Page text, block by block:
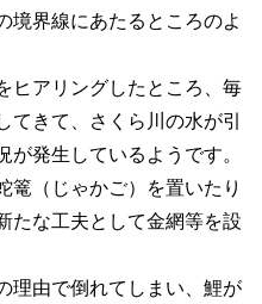
境界線にあたるところのよ
ヒアリングしたところ、毎
てきて、さくら川の水が引
発生しているようです。
篭（じゃかご）を置いたり
たな工夫として金網等を設
理由で倒れてしまい、鯉が